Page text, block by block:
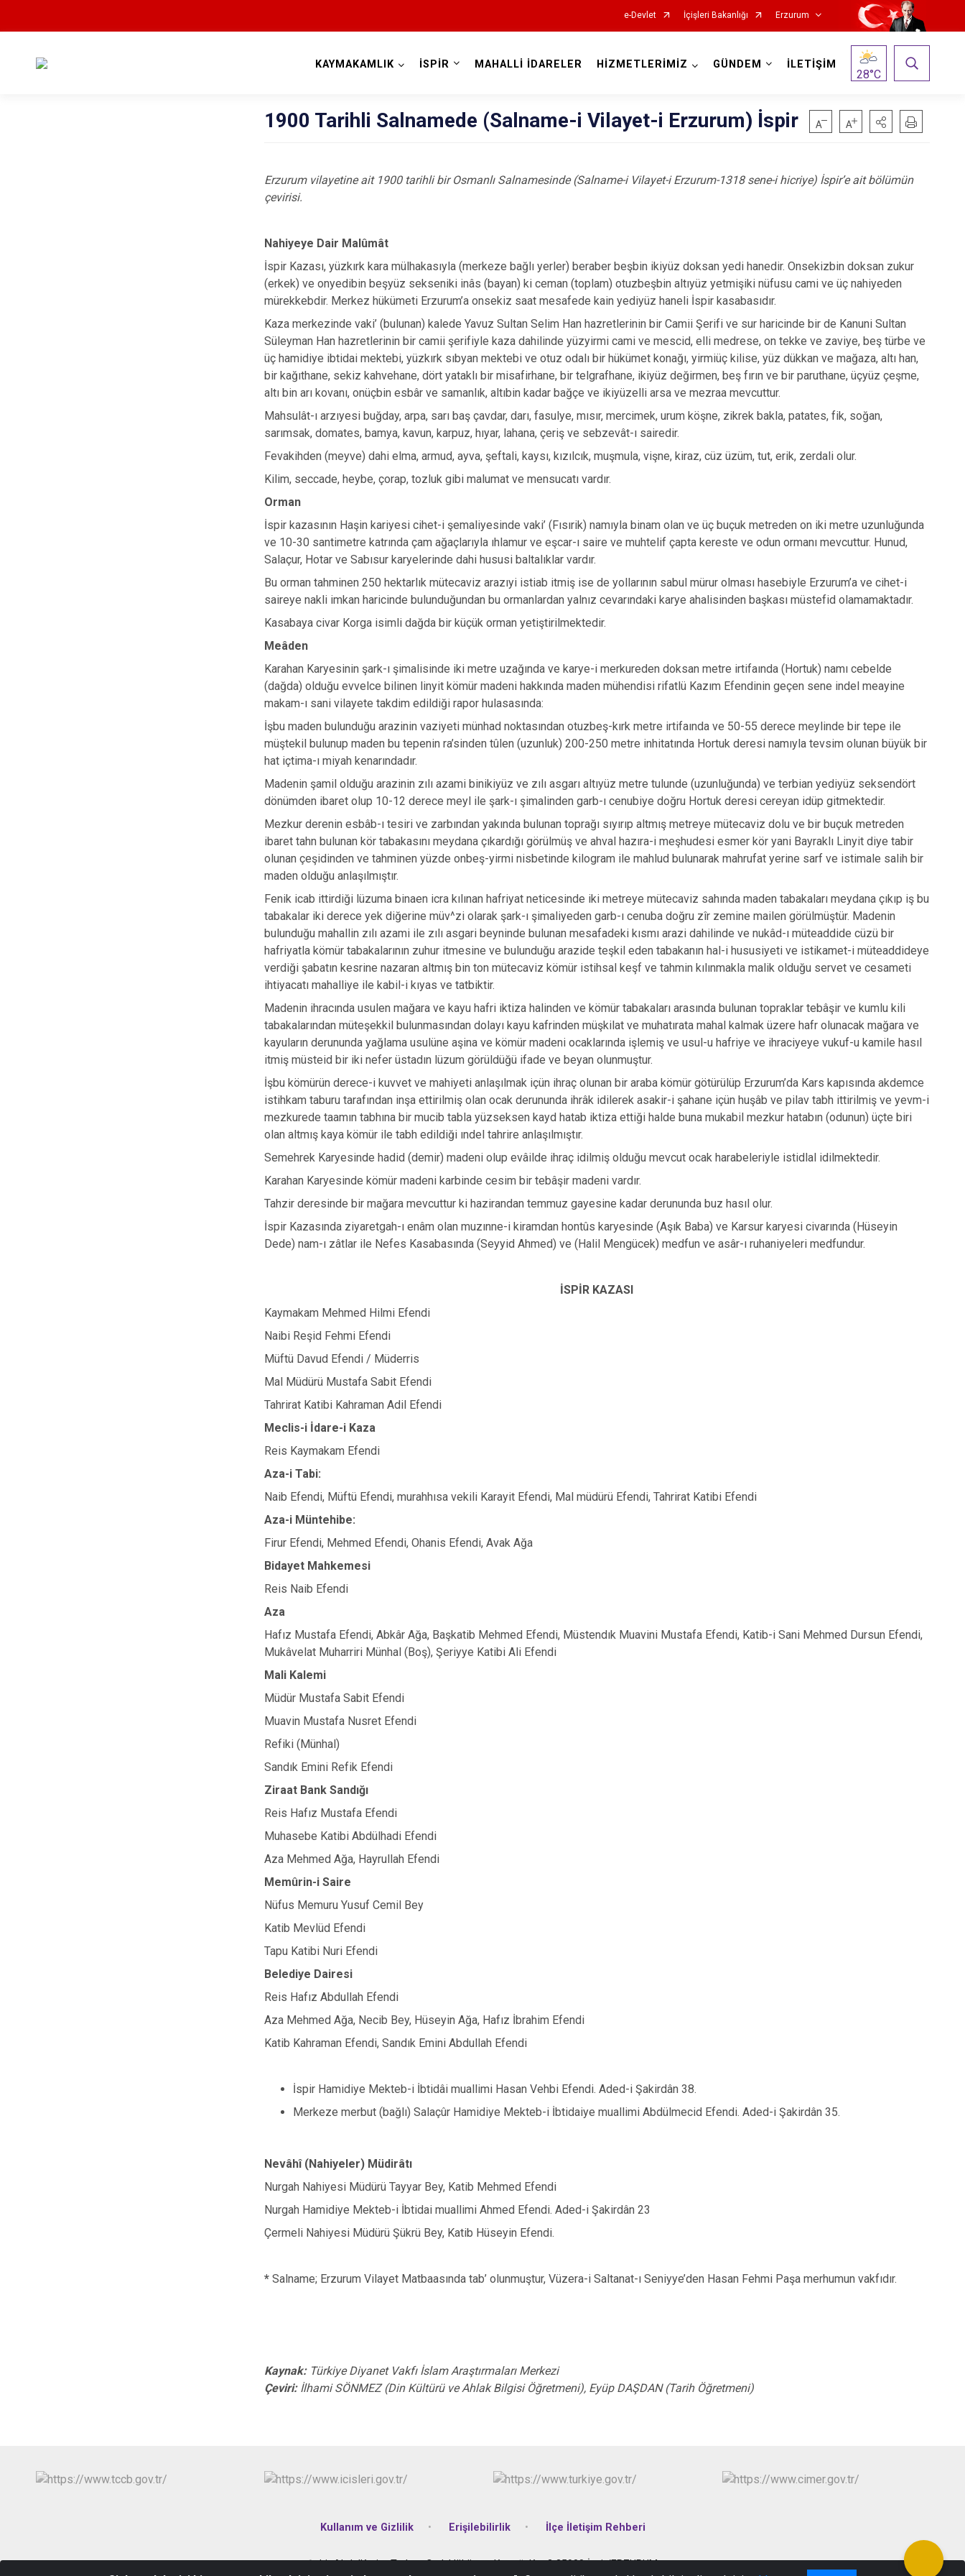
e-Devlet İçişleri Bakanlığı Erzurum
Aşkale
Horasan
Aziziye
Karaçoban
Karayazı
Köprüköy
Pazaryolu
Şenkaya
Tortum
Uzundere
Palandöken
Yakutiye
KAYMAKAMLIK İSPİR MAHALLİ İDARELER HİZMETLERİMİZ GÜNDEM İLETİŞİM
28°C
1900 Tarihli Salnamede (Salname-i Vilayet-i Erzurum) İspir
Erzurum vilayetine ait 1900 tarihli bir Osmanlı Salnamesinde (Salname-i Vilayet-i Erzurum-1318 sene-i hicriye) İspir’e ait bölümün
çevirisi.
Nahiyeye Dair Malûmât
İspir Kazası, yüzkırk kara mülhakasıyla (merkeze bağlı yerler) beraber beşbin ikiyüz doksan yedi hanedir. Onsekizbin doksan zukur
(erkek) ve onyedibin beşyüz sekseniki inâs (bayan) ki ceman (toplam) otuzbeşbin altıyüz yetmişiki nüfusu cami ve üç nahiyeden
mürekkebdir. Merkez hükümeti Erzurum’a onsekiz saat mesafede kain yediyüz haneli İspir kasabasıdır.
Kaza merkezinde vaki’ (bulunan) kalede Yavuz Sultan Selim Han hazretlerinin bir Camii Şerifi ve sur haricinde bir de Kanuni Sultan
Süleyman Han hazretlerinin bir camii şerifiyle kaza dahilinde yüzyirmi cami ve mescid, elli medrese, on tekke ve zaviye, beş türbe ve
üç hamidiye ibtidai mektebi, yüzkırk sıbyan mektebi ve otuz odalı bir hükümet konağı, yirmiüç kilise, yüz dükkan ve mağaza, altı han,
bir kağıthane, sekiz kahvehane, dört yataklı bir misafirhane, bir telgrafhane, ikiyüz değirmen, beş fırın ve bir paruthane, üçyüz çeşme,
altı bin arı kovanı, onüçbin esbâr ve samanlık, altıbin kadar bağçe ve ikiyüzelli arsa ve mezraa mevcuttur.
Mahsulât-ı arzıyesi buğday, arpa, sarı baş çavdar, darı, fasulye, mısır, mercimek, urum köşne, zikrek bakla, patates, fik, soğan,
sarımsak, domates, bamya, kavun, karpuz, hıyar, lahana, çeriş ve sebzevât-ı sairedir.
Fevakihden (meyve) dahi elma, armud, ayva, şeftali, kaysı, kızılcık, muşmula, vişne, kiraz, cüz üzüm, tut, erik, zerdali olur.
Kilim, seccade, heybe, çorap, tozluk gibi malumat ve mensucatı vardır.
Orman
İspir kazasının Haşin kariyesi cihet-i şemaliyesinde vaki’ (Fısırik) namıyla binam olan ve üç buçuk metreden on iki metre uzunluğunda
ve 10-30 santimetre katrında çam ağaçlarıyla ıhlamur ve eşcar-ı saire ve muhtelif çapta kereste ve odun ormanı mevcuttur. Hunud,
Salaçur, Hotar ve Sabısur karyelerinde dahi hususi baltalıklar vardır.
Bu orman tahminen 250 hektarlık mütecaviz arazıyi istiab itmiş ise de yollarının sabul mürur olması hasebiyle Erzurum’a ve cihet-i
saireye nakli imkan haricinde bulunduğundan bu ormanlardan yalnız cevarındaki karye ahalisinden başkası müstefid olamamaktadır.
Kasabaya civar Korga isimli dağda bir küçük orman yetiştirilmektedir.
Meâden
Karahan Karyesinin şark-ı şimalisinde iki metre uzağında ve karye-i merkureden doksan metre irtifaında (Hortuk) namı cebelde
(dağda) olduğu evvelce bilinen linyit kömür madeni hakkında maden mühendisi rifatlü Kazım Efendinin geçen sene indel meayine
makam-ı sani vilayete takdim edildiği rapor hulasasında:
İşbu maden bulunduğu arazinin vaziyeti münhad noktasından otuzbeş-kırk metre irtifaında ve 50-55 derece meylinde bir tepe ile
müştekil bulunup maden bu tepenin ra’sinden tûlen (uzunluk) 200-250 metre inhitatında Hortuk deresi namıyla tevsim olunan büyük bir
hat içtima-ı miyah kenarındadır.
Madenin şamil olduğu arazinin zılı azami binikiyüz ve zılı asgarı altıyüz metre tulunde (uzunluğunda) ve terbian yediyüz seksendört
dönümden ibaret olup 10-12 derece meyl ile şark-ı şimalinden garb-ı cenubiye doğru Hortuk deresi cereyan idüp gitmektedir.
Mezkur derenin esbâb-ı tesiri ve zarbından yakında bulunan toprağı sıyırıp altmış metreye mütecaviz dolu ve bir buçuk metreden
ibaret tahn bulunan kör tabakasını meydana çıkardığı görülmüş ve ahval hazıra-i meşhudesi esmer kör yani Bayraklı Linyit diye tabir
olunan çeşidinden ve tahminen yüzde onbeş-yirmi nisbetinde kilogram ile mahlud bulunarak mahrufat yerine sarf ve istimale salih bir
maden olduğu anlaşılmıştır.
Fenik icab ittirdiği lüzuma binaen icra kılınan hafriyat neticesinde iki metreye mütecaviz sahında maden tabakaları meydana çıkıp iş bu
tabakalar iki derece yek diğerine müv^zi olarak şark-ı şimaliyeden garb-ı cenuba doğru zîr zemine mailen görülmüştür. Madenin
bulunduğu mahallin zılı azami ile zılı asgari beyninde bulunan mesafadeki kısmı arazi dahilinde ve nukâd-ı müteaddide cüzü bir
hafriyatla kömür tabakalarının zuhur itmesine ve bulunduğu arazide teşkil eden tabakanın hal-i hususiyeti ve istikamet-i müteaddideye
verdiği şabatın kesrine nazaran altmış bin ton mütecaviz kömür istihsal keşf ve tahmin kılınmakla malik olduğu servet ve cesameti
ihtiyacatı mahalliye ile kabil-i kıyas ve tatbiktir.
Madenin ihracında usulen mağara ve kayu hafri iktiza halinden ve kömür tabakaları arasında bulunan topraklar tebâşir ve kumlu kili
tabakalarından müteşekkil bulunmasından dolayı kayu kafrinden müşkilat ve muhatırata mahal kalmak üzere hafr olunacak mağara ve
kayuların derununda yağlama usulüne aşina ve kömür madeni ocaklarında işlemiş ve usul-u hafriye ve ihraciyeye vukuf-u kamile hasıl
itmiş müsteid bir iki nefer üstadın lüzum görüldüğü ifade ve beyan olunmuştur.
İşbu kömürün derece-i kuvvet ve mahiyeti anlaşılmak içün ihraç olunan bir araba kömür götürülüp Erzurum’da Kars kapısında akdemce
istihkam taburu tarafından inşa ettirilmiş olan ocak derununda ihrâk idilerek asakir-i şahane içün huşâb ve pilav tabh ittirilmiş ve yevm-i
mezkurede taamın tabhına bir mucib tabla yüzseksen kayd hatab iktiza ettiği halde buna mukabil mezkur hatabın (odunun) üçte biri
olan altmış kaya kömür ile tabh edildiği ındel tahrire anlaşılmıştır.
Semehrek Karyesinde hadid (demir) madeni olup evâilde ihraç idilmiş olduğu mevcut ocak harabeleriyle istidlal idilmektedir.
Karahan Karyesinde kömür madeni karbinde cesim bir tebâşir madeni vardır.
Tahzir deresinde bir mağara mevcuttur ki hazirandan temmuz gayesine kadar derununda buz hasıl olur.
İspir Kazasında ziyaretgah-ı enâm olan muzınne-i kiramdan hontûs karyesinde (Aşık Baba) ve Karsur karyesi civarında (Hüseyin
Dede) nam-ı zâtlar ile Nefes Kasabasında (Seyyid Ahmed) ve (Halil Mengücek) medfun ve asâr-ı ruhaniyeleri medfundur.
İSPİR KAZASI
Kaymakam Mehmed Hilmi Efendi
Naibi Reşid Fehmi Efendi
Müftü Davud Efendi / Müderris
Mal Müdürü Mustafa Sabit Efendi
Tahrirat Katibi Kahraman Adil Efendi
Meclis-i İdare-i Kaza
Reis Kaymakam Efendi
Aza-i Tabi:
Naib Efendi, Müftü Efendi, murahhısa vekili Karayit Efendi, Mal müdürü Efendi, Tahrirat Katibi Efendi
Aza-i Müntehibe:
Firur Efendi, Mehmed Efendi, Ohanis Efendi, Avak Ağa
Bidayet Mahkemesi
Reis Naib Efendi
Aza
Hafız Mustafa Efendi, Abkâr Ağa, Başkatib Mehmed Efendi, Müstendık Muavini Mustafa Efendi, Katib-i Sani Mehmed Dursun Efendi,
Mukâvelat Muharriri Münhal (Boş), Şeriyye Katibi Ali Efendi
Mali Kalemi
Müdür Mustafa Sabit Efendi
Muavin Mustafa Nusret Efendi
Refiki (Münhal)
Sandık Emini Refik Efendi
Ziraat Bank Sandığı
Reis Hafız Mustafa Efendi
Muhasebe Katibi Abdülhadi Efendi
Aza Mehmed Ağa, Hayrullah Efendi
Memûrin-i Saire
Nüfus Memuru Yusuf Cemil Bey
Katib Mevlüd Efendi
Tapu Katibi Nuri Efendi
Belediye Dairesi
Reis Hafız Abdullah Efendi
Aza Mehmed Ağa, Necib Bey, Hüseyin Ağa, Hafız İbrahim Efendi
Katib Kahraman Efendi, Sandık Emini Abdullah Efendi
İspir Hamidiye Mekteb-i İbtidâi muallimi Hasan Vehbi Efendi. Aded-i Şakirdân 38.
Merkeze merbut (bağlı) Salaçûr Hamidiye Mekteb-i İbtidaiye muallimi Abdülmecid Efendi. Aded-i Şakirdân 35.
Nevâhî (Nahiyeler) Müdirâtı
Nurgah Nahiyesi Müdürü Tayyar Bey, Katib Mehmed Efendi
Nurgah Hamidiye Mekteb-i İbtidai muallimi Ahmed Efendi. Aded-i Şakirdân 23
Çermeli Nahiyesi Müdürü Şükrü Bey, Katib Hüseyin Efendi.
* Salname; Erzurum Vilayet Matbaasında tab’ olunmuştur, Vüzera-i Saltanat-ı Seniyye’den Hasan Fehmi Paşa merhumun vakfıdır.
Kaynak:Türkiye Diyanet Vakfı İslam Araştırmaları Merkezi
Çeviri:İlhami SÖNMEZ (Din Kültürü ve Ahlak Bilgisi Öğretmeni), Eyüp DAŞDAN (Tarih Öğretmeni)
Kullanım ve Gizlilik Erişilebilirlik İlçe İletişim Rehberi
Şehit AbdulKerim Turhan Cad. Hükümet Konağı Kat:2 25900 İspir/ERZURUM